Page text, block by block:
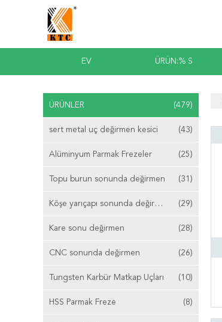
EV ÜRÜN:% S
ÜRÜNLER (479)
sert metal uç değirmen kesici (43)
Alüminyum Parmak Frezeler (25)
Topu burun sonunda değirmen (31)
Köşe yarıçapı sonunda değirmen (29)
Kare sonu değirmen (28)
CNC sonunda değirmen (26)
Tungsten Karbür Matkap Uçları (10)
HSS Parmak Freze (8)